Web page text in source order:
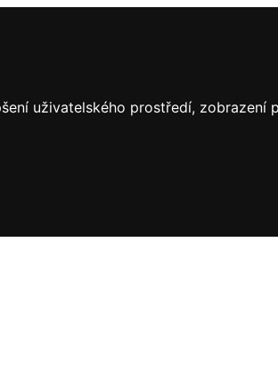
uživatelského prostředí, zobrazení